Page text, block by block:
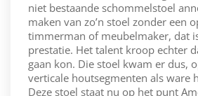
niet bestaande schommelstoel
maken van zo’n stoel zonder een
timmerman of meubelmaker, dat
prestatie. Het talent kroop echter
gaan kon. Die stoel kwam er dus,
verticale houtsegmenten als ware
Deze stoel staat nu op het punt